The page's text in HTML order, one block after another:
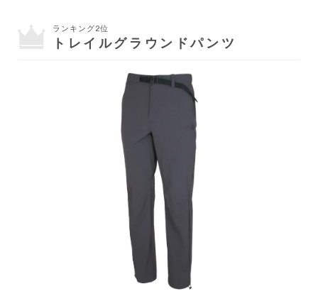
ランキング2位
トレイルグラウンドパンツ